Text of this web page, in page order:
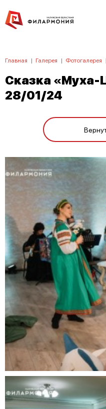
Главная | Галерея | Фотогалерея
Сказка «Муха-
28/01/24